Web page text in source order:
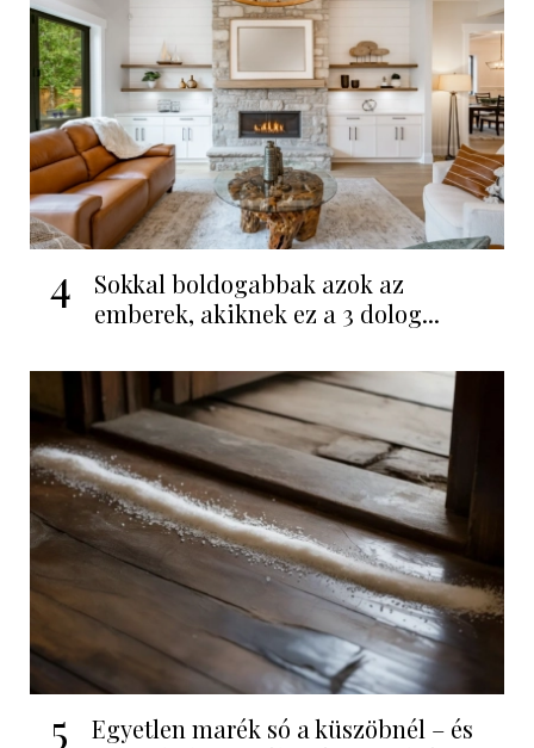
4
Sokkal boldogabbak azok az
emberek, akiknek ez a 3 dolog...
5
Egyetlen marék só a küszöbnél – és